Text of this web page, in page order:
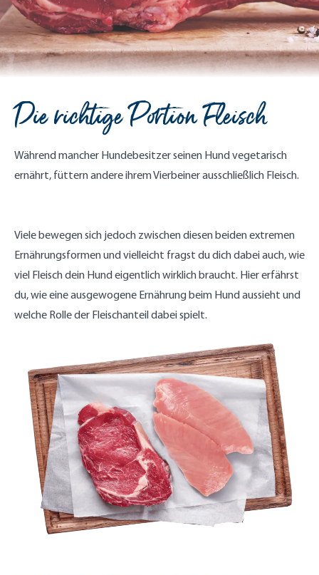
Die richtige Portion Fleisch
Während mancher Hundebesitzer seinen Hund vegetarisch
ernährt, füttern andere ihrem Vierbeiner ausschließlich Fleisch.
Viele bewegen sich jedoch zwischen diesen beiden extremen
Ernährungsformen und vielleicht fragst du dich dabei auch, wie
viel Fleisch dein Hund eigentlich wirklich braucht. Hier erfährst
du, wie eine ausgewogene Ernährung beim Hund aussieht und
welche Rolle der Fleischanteil dabei spielt.